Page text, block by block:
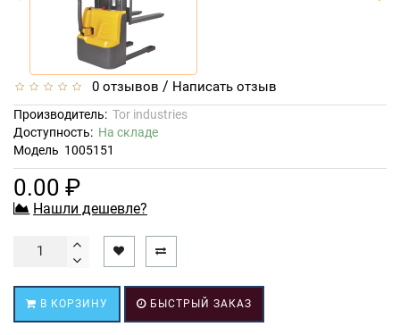
0 отзывов / Написать отзыв
Производитель: Tor industries
Доступность: На складе
Модель 1005151
0.00 ₽
Нашли дешевле?
В КОРЗИНУ БЫСТРЫЙ ЗАКАЗ